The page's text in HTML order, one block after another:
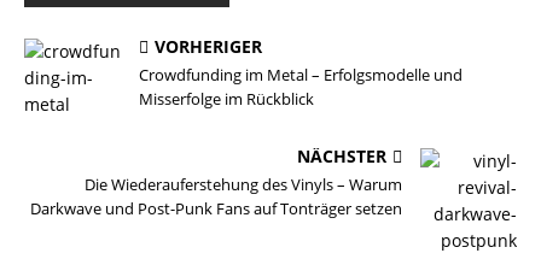
VORHERIGER
Crowdfunding im Metal – Erfolgsmodelle und
Misserfolge im Rückblick
NÄCHSTER
Die Wiederauferstehung des Vinyls – Warum
Darkwave und Post-Punk Fans auf Tonträger setzen